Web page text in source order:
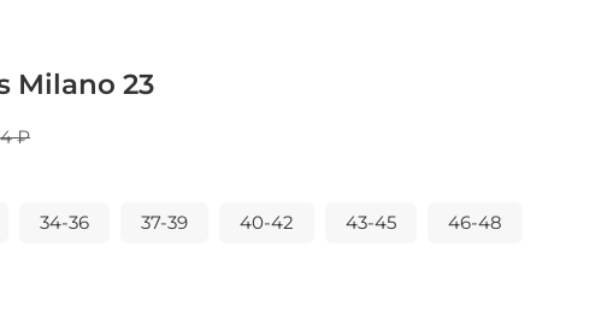
Milano 23
₽
34-36 37-39 40-42 43-45 46-48